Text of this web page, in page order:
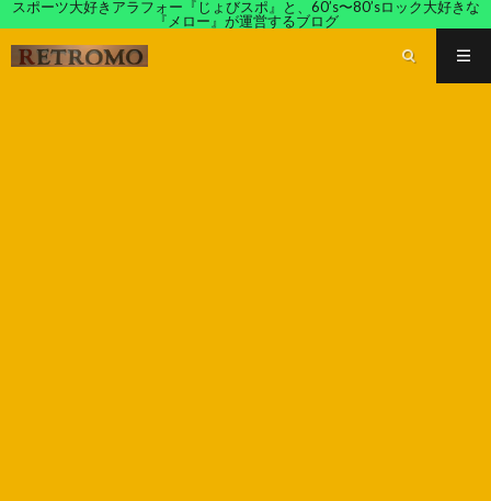
スポーツ大好きアラフォー『じょびスポ』と、60’s〜80’sロック大好きな
『メロー』が運営するブログ